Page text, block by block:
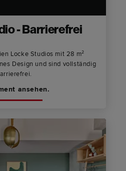
- Barrierefrei
Locke Studios mit 28 m²
Design und sind vollständig
ansehen.